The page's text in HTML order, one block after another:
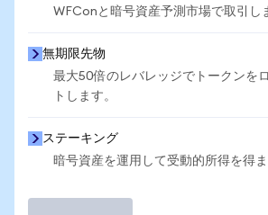
WFConと暗号資産予測市場で取引し
無期限先物
最大50倍のレバレッジでトークンを
トします。
ステーキング
暗号資産を運用して受動的所得を得ま